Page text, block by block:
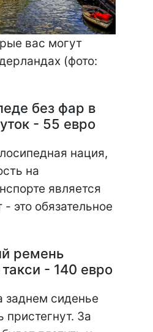
вас могут
(фото:
без фар в
- 55 евро
нация,
на
является
это обязательное
ремень
- 140 евро
сиденье
За